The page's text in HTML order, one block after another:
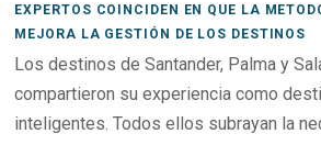
EXPERTOS COINCIDEN EN QUE LA
MEJORA LA GESTIÓN DE LOS DESTINOS
Los destinos de Santander, Palma y
compartieron su experiencia como
inteligentes. Todos ellos subrayan la